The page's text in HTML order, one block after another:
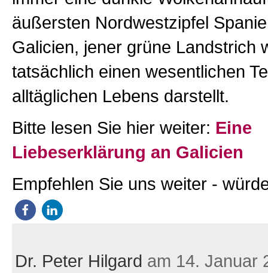
äußersten Nordwestzipfel
Galicien, jener grüne Landstrich
tatsächlich einen wesentlichen
alltäglichen Lebens darstellt.
Bitte lesen Sie hier weiter: Eine
Liebeserklärung an Galicien
Empfehlen Sie uns weiter -
Dr. Peter Hilgard am 14. Januar